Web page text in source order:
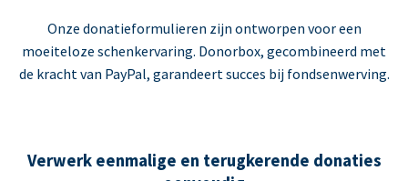
Onze donatieformulieren zijn ontworpen voor een
moeiteloze schenkervaring. Donorbox, gecombineerd met
de kracht van PayPal, garandeert succes bij fondsenwerving.
Verwerk eenmalige en terugkerende donaties